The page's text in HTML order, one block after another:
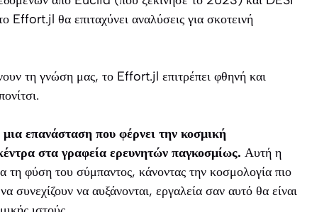
θα επιταχύνει αναλύσεις για σκοτεινή
τη γνώση μας, το Effort.jl επιτρέπει φθηνή και
επανάσταση που φέρνει την κοσμική
στα γραφεία ερευνητών παγκοσμίως. Αυτή η
τη φύση του σύμπαντος, κάνοντας την κοσμολογία πιο
συνεχίζουν να αυξάνονται, εργαλεία σαν αυτό θα είναι